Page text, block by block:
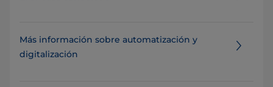
Más información sobre automatización y
digitalización